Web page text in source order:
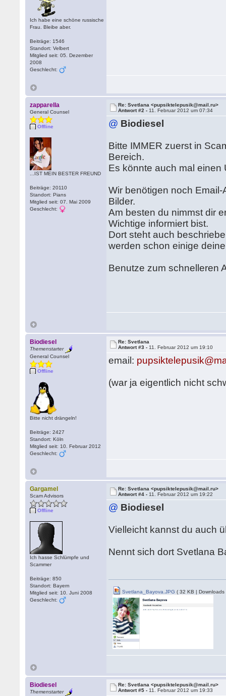
Ich habe eine schöne russische
Frau. Bleibe aber.
Beiträge: 1546
Standort: Velbert
Mitglied seit: 05. Dezember
2008
Geschlecht:
zapparella
General Counsel
Offline
...IST MEIN BESTER FREUND
Beiträge: 20110
Standort: Pians
Mitglied seit: 07. Mai 2009
Geschlecht:
Re: Svetlana <pupsiktelepusik@mail.ru>
Antwort #2 - 11. Februar 2012 um 07:34
@ Biodiesel
Bitte IMMER zuerst in
Bereich.
Es könnte auch mal einen
Wir benötigen noch
Bilder.
Am besten du nimmst dir
Wichtige informiert bist.
Dort steht auch
werden schon einige
Benutze zum schnelleren
Biodiesel
Themenstarter
General Counsel
Offline
Bitte nicht drängeln!
Beiträge: 2427
Standort: Köln
Mitglied seit: 10. Februar 2012
Geschlecht:
Re: Svetlana
Antwort #3 - 11. Februar 2012 um 19:10
email:
(war ja eigentlich nicht
Gargamel
Scam Advisors
Offline
Ich hasse Schlümpfe und
Scammer
Beiträge: 850
Standort: Bayern
Mitglied seit: 10. Juni 2008
Geschlecht:
Re: Svetlana <pupsiktelepusik@mail.ru>
Antwort #4 - 11. Februar 2012 um 19:22
@ Biodiesel
Vielleicht kannst du auch
Nennt sich dort Svetlana
Svetlana_Bayova.JPG ( 32 KB | Downloads
Biodiesel
Themenstarter
Re: Svetlana <pupsiktelepusik@mail.ru>
Antwort #5 - 11. Februar 2012 um 19:33